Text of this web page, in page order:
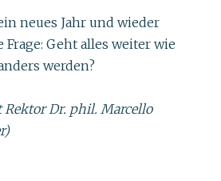
neues Jahr und wieder
Geht alles weiter wie
werden?
Dr. phil. Marcello